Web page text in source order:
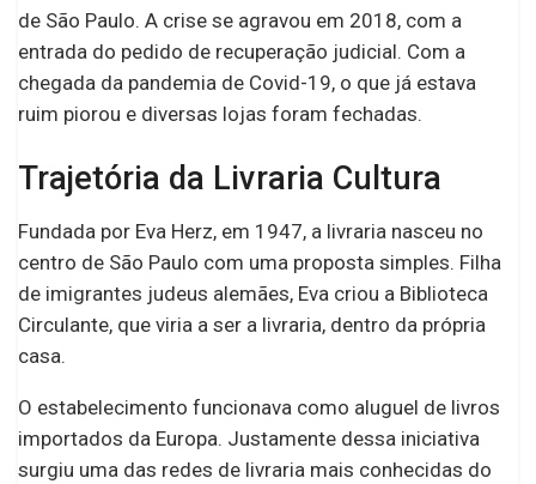
de São Paulo. A crise se agravou em 2018, com a
entrada do pedido de recuperação judicial. Com a
chegada da pandemia de Covid-19, o que já estava
ruim piorou e diversas lojas foram fechadas.
Trajetória da Livraria Cultura
Fundada por Eva Herz, em 1947, a livraria nasceu no
centro de São Paulo com uma proposta simples. Filha
de imigrantes judeus alemães, Eva criou a Biblioteca
Circulante, que viria a ser a livraria, dentro da própria
casa.
O estabelecimento funcionava como aluguel de livros
importados da Europa. Justamente dessa iniciativa
surgiu uma das redes de livraria mais conhecidas do